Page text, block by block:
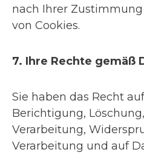
nach Ihrer
von Cookies.
7. Ihre Rechte gemäß
Sie haben das Recht
Berichtigung,
Verarbeitung,
Verarbeitung und auf